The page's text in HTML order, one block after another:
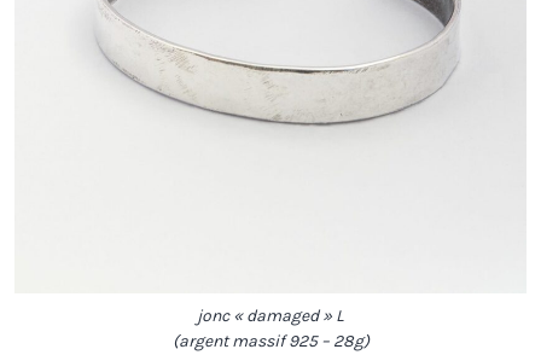
jonc « damaged » L
(argent massif 925 – 28g)